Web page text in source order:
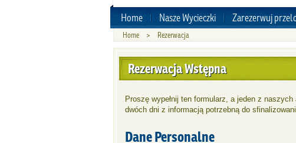
Home Nasze Wycieczki Zarezerwuj
Home > Rezerwacja
Rezerwacja Wstępna
Proszę wypełnij ten formularz, a jeden z
dwóch dni z informacją potrzebną do
Dane Personalne